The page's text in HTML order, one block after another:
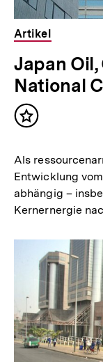
Artikel
Japan
National
Inhalt
Als
Entwicklung
abhängig –
Kernernergie